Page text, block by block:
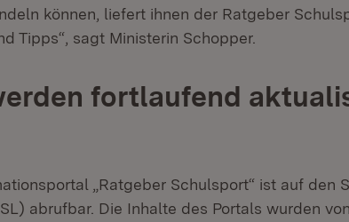
können, liefert ihnen der Ratgeber
Tipps“, sagt Ministerin Schopper.
fortlaufend
„Ratgeber Schulsport“ ist auf den
abrufbar. Die Inhalte des Portals wurden